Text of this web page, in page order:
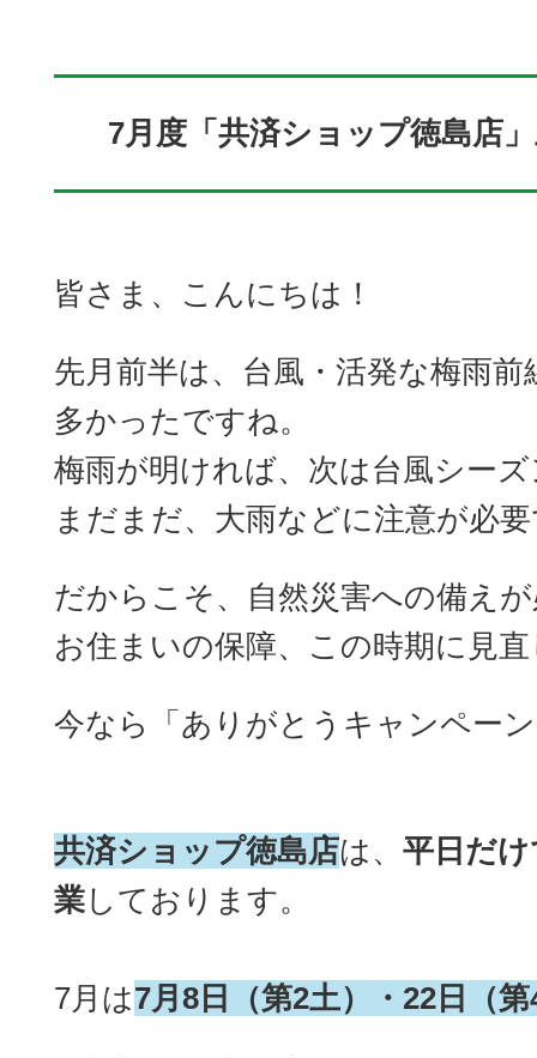
7月度「共済ショップ徳島店
皆さま、こんにちは！
先月前半は、台風・活発な梅雨
多かったですね。
梅雨が明ければ、次は台風シー
まだまだ、大雨などに注意が必
だからこそ、自然災害への備え
お住まいの保障、この時期に見
今なら「ありがとうキャンペー
共済ショップ徳島店は、 平日だ
業しております。
7月は7月8日（第2土）・22日（